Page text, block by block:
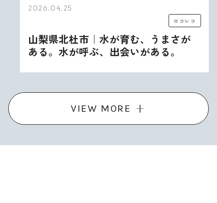
2026.04.25
ロコレコ
山梨県北杜市｜水が育む、うまさが
ある。水が呼ぶ、出会いがある。
VIEW MORE